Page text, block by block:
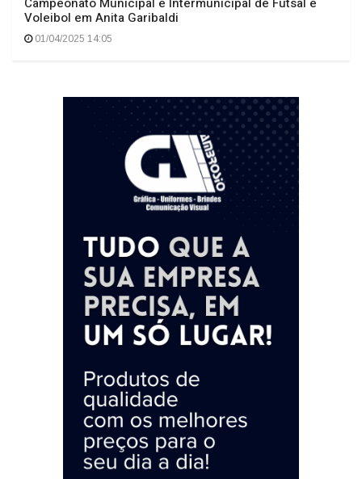
Voleibol em Anita Garibaldi
01/04/2025 14:05